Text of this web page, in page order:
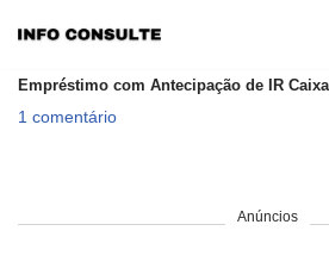
para
o
Empréstimo com Antecipação de IR
1 comentário
Anúncios